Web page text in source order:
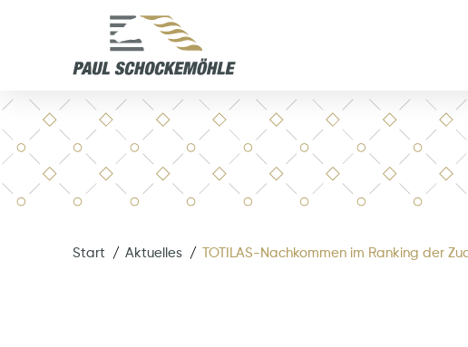
Start Aktuelles TOTILAS-Nachkommen im Ranking der